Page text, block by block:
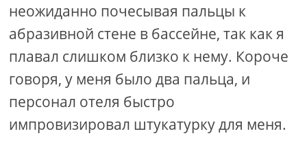
неожиданно почесывая пальцы к
абразивной стене в бассейне, так как я
плавал слишком близко к нему. Короче
говоря, у меня было два пальца, и
персонал отеля быстро
импровизировал штукатурку для меня.